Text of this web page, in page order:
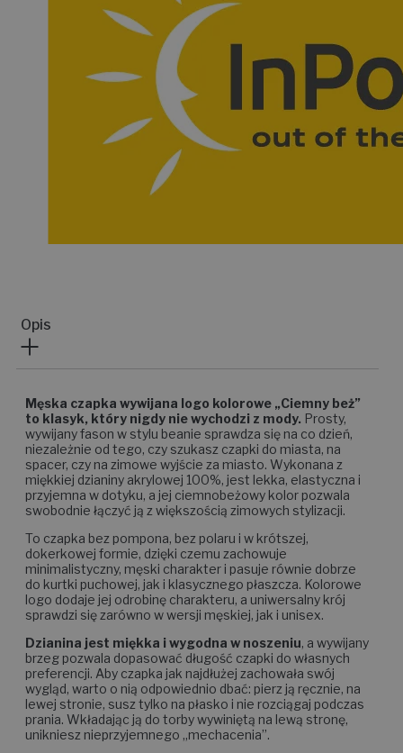
Opis
Męska czapka wywijana logo kolorowe „Ciemny beż”
to klasyk, który nigdy nie wychodzi z mody. Prosty,
wywijany fason w stylu beanie sprawdza się na co dzień,
niezależnie od tego, czy szukasz czapki do miasta, na
spacer, czy na zimowe wyjście za miasto. Wykonana z
miękkiej dzianiny akrylowej 100%, jest lekka, elastyczna i
przyjemna w dotyku, a jej ciemnobeżowy kolor pozwala
swobodnie łączyć ją z większością zimowych stylizacji.
To czapka bez pompona, bez polaru i w krótszej,
dokerkowej formie, dzięki czemu zachowuje
minimalistyczny, męski charakter i pasuje równie dobrze
do kurtki puchowej, jak i klasycznego płaszcza. Kolorowe
logo dodaje jej odrobinę charakteru, a uniwersalny krój
sprawdzi się zarówno w wersji męskiej, jak i unisex.
Dzianina jest miękka i wygodna w noszeniu, a wywijany
brzeg pozwala dopasować długość czapki do własnych
preferencji. Aby czapka jak najdłużej zachowała swój
wygląd, warto o nią odpowiednio dbać: pierz ją ręcznie, na
lewej stronie, susz tylko na płasko i nie rozciągaj podczas
prania. Wkładając ją do torby wywiniętą na lewą stronę,
unikniesz nieprzyjemnego „mechacenia”.